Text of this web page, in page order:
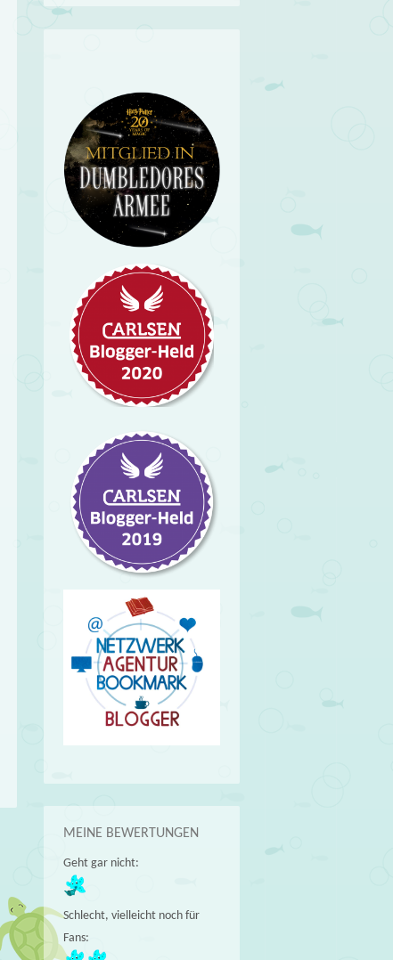
MEINE BEWERTUNGEN
Geht gar nicht:
Schlecht, vielleicht noch für
Fans: